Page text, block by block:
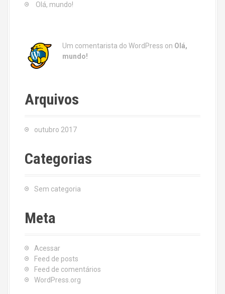
Olá, mundo!
Um comentarista do WordPress on Olá,
mundo!
Arquivos
outubro 2017
Categorias
Sem categoria
Meta
Acessar
Feed de posts
Feed de comentários
WordPress.org